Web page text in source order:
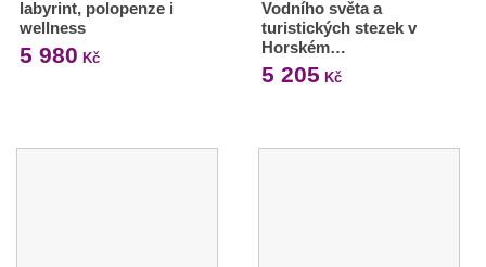
labyrint, polopenze i
wellness
5 980 Kč
Vodního světa a
turistických stezek v
Horském…
5 205 Kč